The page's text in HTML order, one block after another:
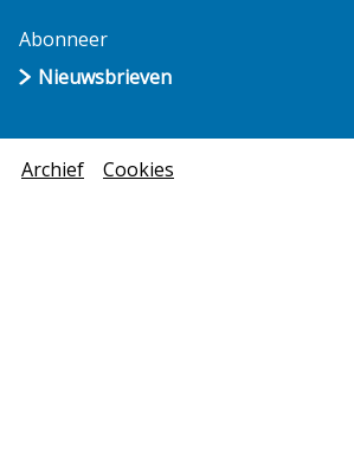
Abonneer
Nieuwsbrieven
Archief Cookies